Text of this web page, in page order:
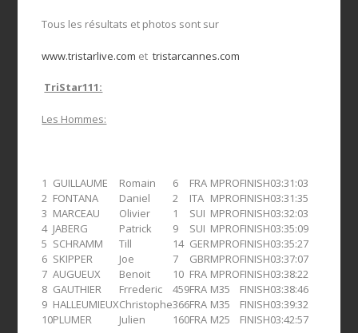
Tous les résultats et photos sont sur
www.tristarlive.com ettristarcannes.com
TriStar111:
Les Hommes:
1 GUILLAUME Romain 6 FRA MPROFINISH03:31:03
2 FONTANA Daniel 2 ITA MPROFINISH03:31:35
3 MARCEAU Olivier 1 SUI MPROFINISH03:32:03
4 JABERG Patrick 9 SUI MPROFINISH03:35:09
5 SCHRAMM Till 14 GERMPROFINISH03:35:27
6 SKIPPER Joe 7 GBRMPROFINISH03:37:07
7 AUGUEUX Benoit 10 FRA MPROFINISH03:38:22
8 GAUTHIER Frrederic 459FRA M35 FINISH03:38:46
9 HALLEUMIEUXChristophe366FRA M35 FINISH03:39:32
10PLUMER Julien 160FRA M25 FINISH03:42:57